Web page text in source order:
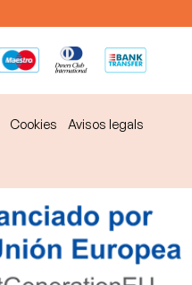
Cookies
Avisos legals